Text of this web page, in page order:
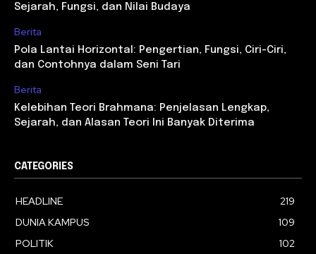
Sejarah, Fungsi, dan Nilai Budaya
Berita
Pola Lantai Horizontal: Pengertian, Fungsi, Ciri-Ciri,
dan Contohnya dalam Seni Tari
Berita
Kelebihan Teori Brahmana: Penjelasan Lengkap,
Sejarah, dan Alasan Teori Ini Banyak Diterima
CATEGORIES
HEADLINE
219
DUNIA KAMPUS
109
POLITIK
102